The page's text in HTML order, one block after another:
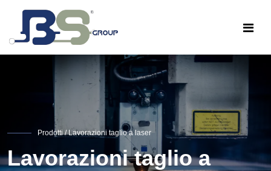
Prodotti/ Lavorazioni taglio a laser
Lavorazioni taglio a